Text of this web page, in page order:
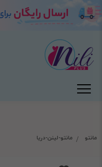
مانتو مانتو-لینن-دریا